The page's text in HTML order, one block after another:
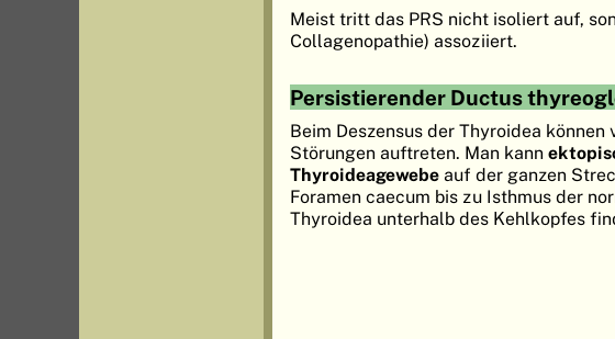
Meist tritt das PRS nicht isoliert auf,
Collagenopathie) assoziiert.
Persistierender Ductus
Beim Deszensus der Thyroidea können
Störungen auftreten. Man kann
Thyroideagewebe auf der ganzen
Foramen caecum bis zu Isthmus der
Thyroidea unterhalb des Kehlkopfes